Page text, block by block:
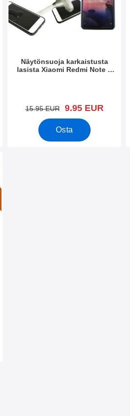
Näytönsuoja karkaistusta
lasista Xiaomi Redmi Note 6
vanha hinta
15.95 EUR uusi hinta
9.95 EUR
Osta
Redmi Note 6 Pro suosikiksi